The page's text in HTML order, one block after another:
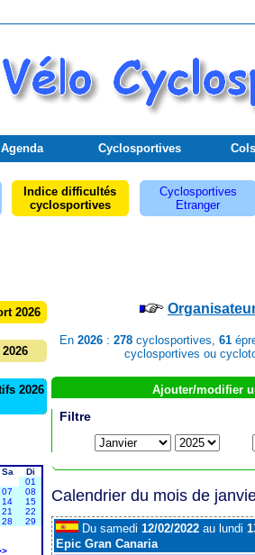
Agenda Cyclosportives Cols
Indice difficultés
cyclosportives
Cyclosportives
Etranger
2026
2026
Sa
Di
01
07
08
14
15
21
22
28
29
En 2026: 278cyclosportives, 61
cyclosportives ou
Ajouter/modifier
Filtre
Calendrier du mois de
Du samedi 12/02/2022 au lundi
Epic Gran Canaria